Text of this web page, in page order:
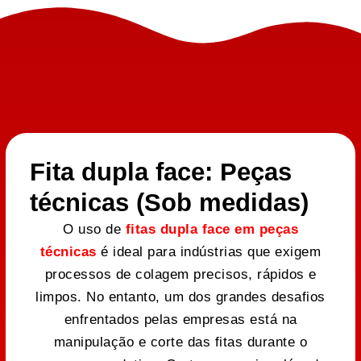
Fita dupla face: Peças
técnicas (Sob medidas)
O uso de fitas dupla face em peças
técnicas é ideal para indústrias que exigem
processos de colagem precisos, rápidos e
limpos. No entanto, um dos grandes desafios
enfrentados pelas empresas está na
manipulação e corte das fitas durante o